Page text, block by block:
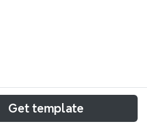
au féminin Vienne »
un réseau
Get template